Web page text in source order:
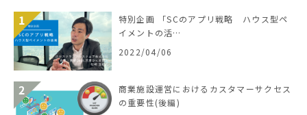
特別企画 「SCのアプリ戦略 ハウス型ペ
イメントの活…
2022/04/06
商業施設運営におけるカスタマーサクセス
の重要性(後編)